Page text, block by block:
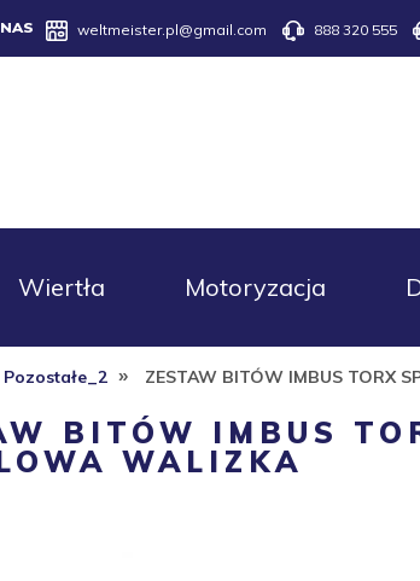
weltmeister.pl@gmail.com 888 320 555
Wiertła Motoryzacja
Pozostałe_2 » ZESTAW BITÓW IMBUS TORX
BITÓW IMBUS
WALIZKA